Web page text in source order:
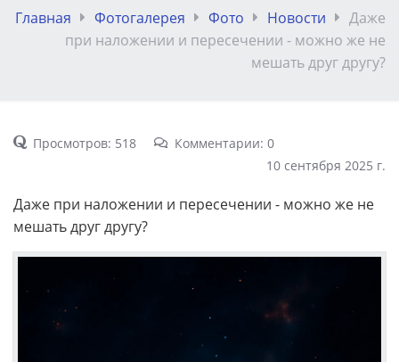
Главная Фотогалерея Фото Новости
Даже
при наложении и пересечении - можно же не
мешать друг другу?
Просмотров: 518
Комментарии: 0
10 сентября 2025 г.
Даже при наложении и пересечении - можно же не
мешать друг другу?